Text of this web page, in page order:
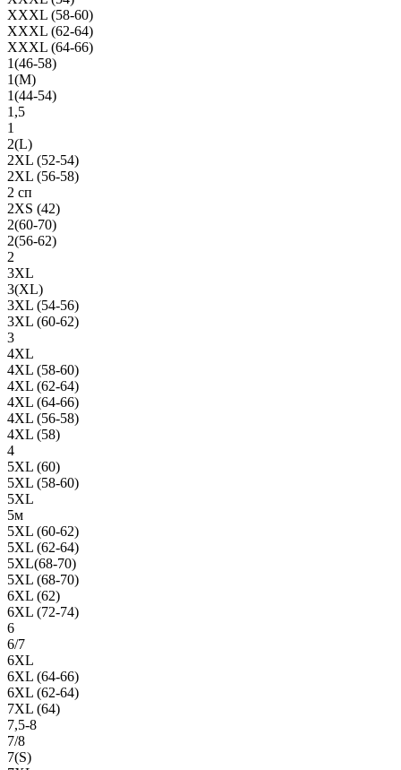
XXXL (58-60)
XXXL (62-64)
XXXL (64-66)
1(46-58)
1(М)
1(44-54)
1,5
1
2(L)
2XL (52-54)
2XL (56-58)
2 сп
2XS (42)
2(60-70)
2(56-62)
2
3XL
3(XL)
3XL (54-56)
3XL (60-62)
3
4XL
4XL (58-60)
4XL (62-64)
4XL (64-66)
4XL (56-58)
4XL (58)
4
5XL (60)
5XL (58-60)
5XL
5м
5XL (60-62)
5XL (62-64)
5XL(68-70)
5XL (68-70)
6XL (62)
6XL (72-74)
6
6/7
6XL
6XL (64-66)
6XL (62-64)
7XL (64)
7,5-8
7/8
7(S)